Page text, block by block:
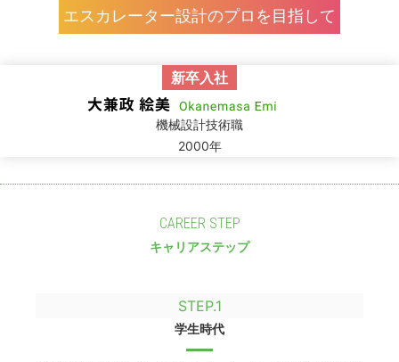
エスカレーター設計のプロを目指して
新卒入社
機械設計技術職
2000年
CAREER STEP
キャリアステップ
STEP.1
学生時代